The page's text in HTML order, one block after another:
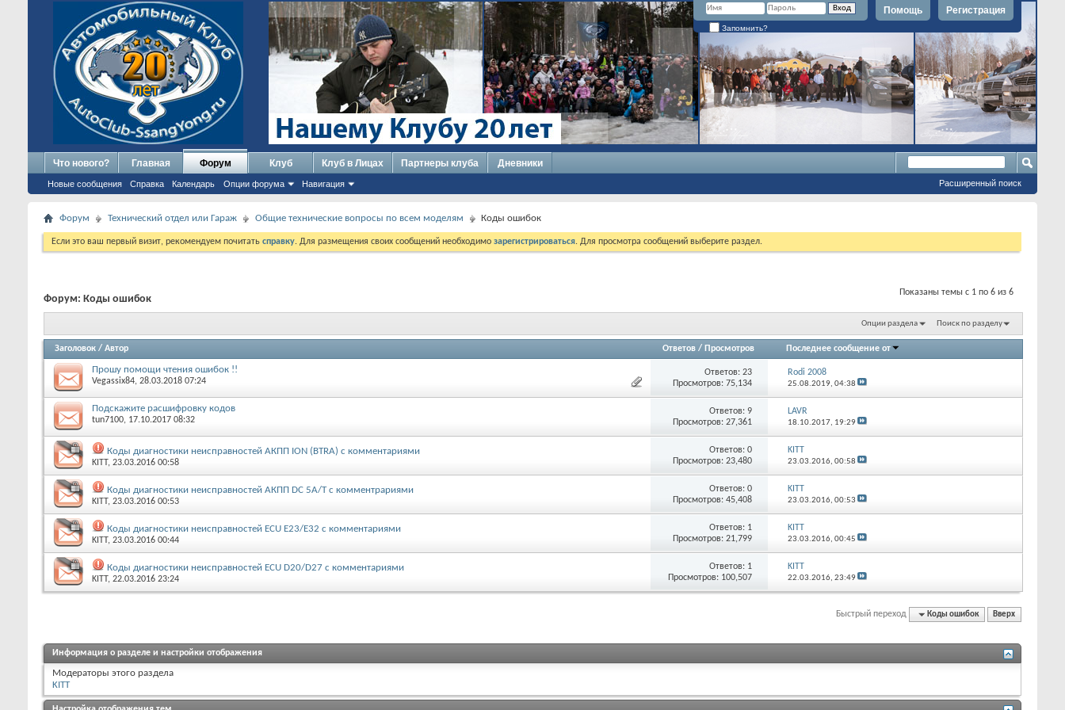
Регистрация
Помощь
Запомнить?
Что нового? Главная Форум
Новые сообщения Справка Календарь Опции форума Навигация
Клуб Клуб в Лицах Партнеры клуба Дневники
Расширенный поиск
Форум Технический отдел или Гараж Общие технические вопросы по всем моделям Коды ошибок
Если это ваш первый визит, рекомендуем почитать справку. Для размещения своих сообщений необходимо зарегистрироваться. Для просмотра сообщений выберите раздел.
Показаны темы с 1 по 6 из 6
Форум: Коды ошибок
Опции раздела Поиск по разделу
Заголовок / Автор Ответов / Просмотров Последнее сообщение от
Прошу помощи чтения ошибок !!
Vegassix84, 28.03.2018 07:24
Ответов:23
Просмотров: 75,134
Rodi 2008
25.08.2019, 04:38
Подскажите расшифровку кодов
tun7100, 17.10.2017 08:32
Ответов:9
Просмотров: 27,361
LAVR
18.10.2017, 19:29
Коды диагностики неисправностей АКПП ION (BTRA) с комментариями
KITT, 23.03.2016 00:58
Ответов:0
Просмотров: 23,480
KITT
23.03.2016, 00:58
Коды диагностики неисправностей АКПП DC 5A/T с комментрариями
KITT, 23.03.2016 00:53
Ответов:0
Просмотров: 45,408
KITT
23.03.2016, 00:53
Коды диагностики неисправностей ECU E23/E32 с комментариями
KITT, 23.03.2016 00:44
Ответов: 1
Просмотров: 21,799
KITT
23.03.2016, 00:45
Коды диагностики неисправностей ECU D20/D27 с комментариями
KITT, 22.03.2016 23:24
Ответов: 1
Просмотров: 100,507
KITT
22.03.2016, 23:49
Быстрый переход Коды ошибок Вверх
Информация о разделе и настройки отображения
Модераторы этого раздела
KITT